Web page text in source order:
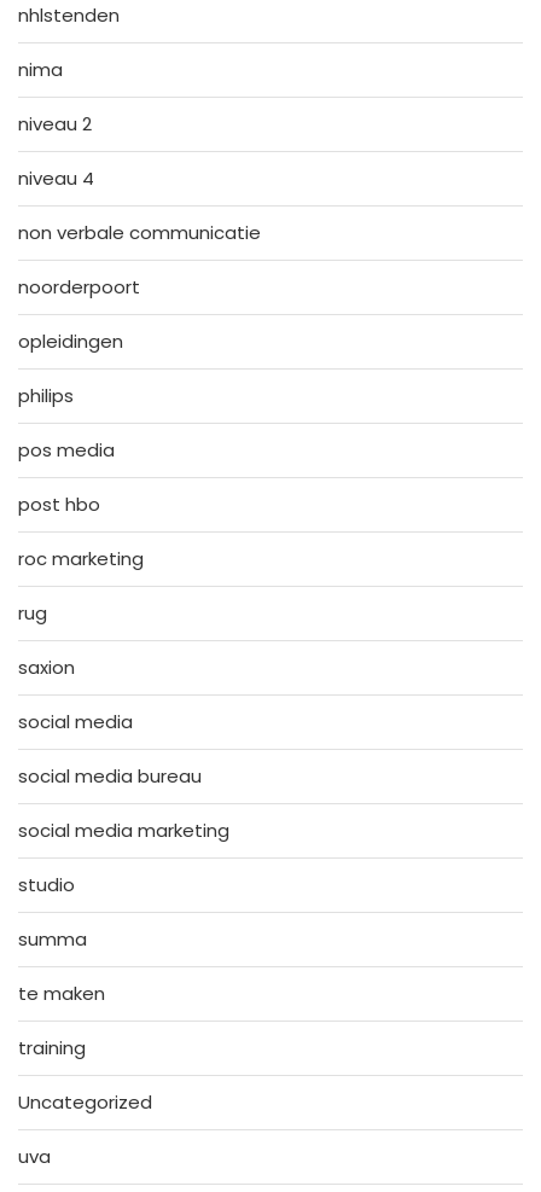
nhlstenden
nima
niveau 2
niveau 4
non verbale communicatie
noorderpoort
opleidingen
philips
pos media
post hbo
roc marketing
rug
saxion
social media
social media bureau
social media marketing
studio
summa
te maken
training
Uncategorized
uva